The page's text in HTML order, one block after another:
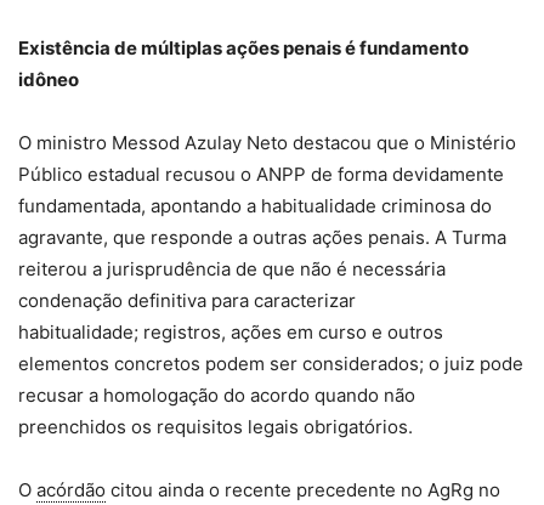
Existência de múltiplas ações penais é fundamento
idôneo
O ministro Messod Azulay Neto destacou que o Ministério
Público estadual recusou o ANPP de forma devidamente
fundamentada, apontando a habitualidade criminosa do
agravante, que responde a outras ações penais. A Turma
reiterou a jurisprudência de que não é necessária
condenação definitiva para caracterizar
habitualidade; registros, ações em curso e outros
elementos concretos podem ser considerados; o juiz pode
recusar a homologação do acordo quando não
preenchidos os requisitos legais obrigatórios.
O acórdão citou ainda o recente precedente no AgRg no